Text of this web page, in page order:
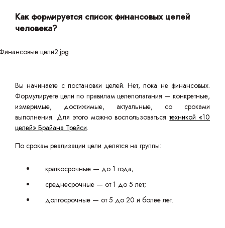
Как формируется список финансовых целей
человека?
Вы начинаете с постановки целей. Нет, пока не финансовых.
Формулируете цели по правилам целеполагания — конкретные,
измеримые, достижимые, актуальные, со сроками
выполнения. Для этого можно воспользоватьсятехникой «10
целей» Брайана Трейси.
По срокам реализации цели делятся на группы:
краткосрочные — до 1 года;
среднесрочные — от 1 до 5 лет;
долгосрочные — от 5 до 20 и более лет.